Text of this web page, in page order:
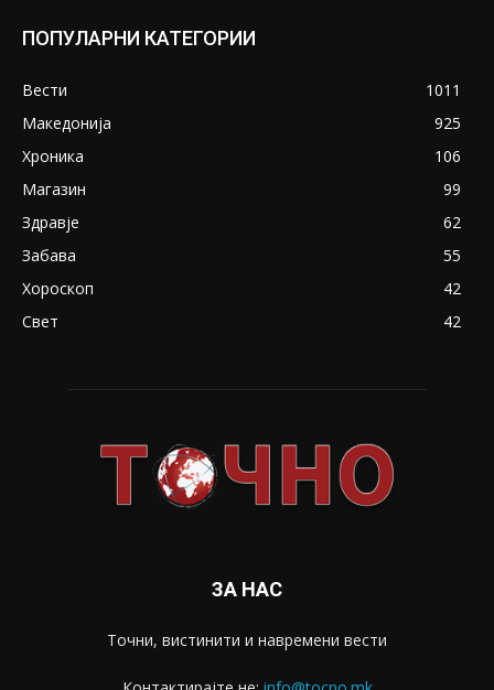
ПОПУЛАРНИ КАТЕГОРИИ
Вести
1011
Македонија
925
Хроника
106
Магазин
99
Здравје
62
Забава
55
Хороскоп
42
Свет
42
ЗА НАС
Точни, вистинити и навремени вести